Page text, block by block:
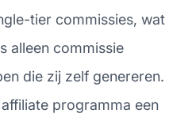
tier commissies, wat
alleen commissie
die zij zelf genereren.
programma een